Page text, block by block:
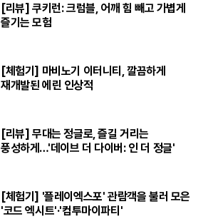
[리뷰] 쿠키런: 크럼블, 어깨 힘 빼고 가볍게
즐기는 모험
[체험기] 마비노기 이터니티, 깔끔하게
재개발된 에린 인상적
[리뷰] 무대는 정글로, 즐길 거리는
풍성하게…'데이브 더 다이버: 인 더 정글'
[체험기] '플레이엑스포' 관람객을 불러 모은
'코드 엑시트'·'컴투마이파티'